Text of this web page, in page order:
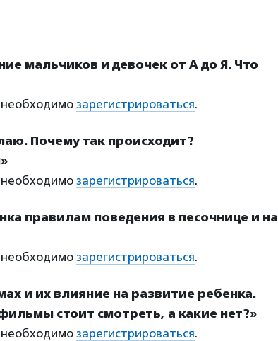
мальчиков и девочек от А до Я. Что
необходимо зарегистрироваться.
Почему так происходит?
необходимо зарегистрироваться.
правилам поведения в песочнице и на
необходимо зарегистрироваться.
и их влияние на развитие ребенка.
стоит смотреть, а какие нет?»
необходимо зарегистрироваться.